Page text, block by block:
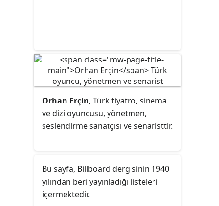
Orhan Erçin, Türk tiyatro, sinema
ve dizi oyuncusu, yönetmen,
seslendirme sanatçısı ve senaristtir.
Bu sayfa, Billboard dergisinin 1940
yılından beri yayınladığı listeleri
içermektedir.